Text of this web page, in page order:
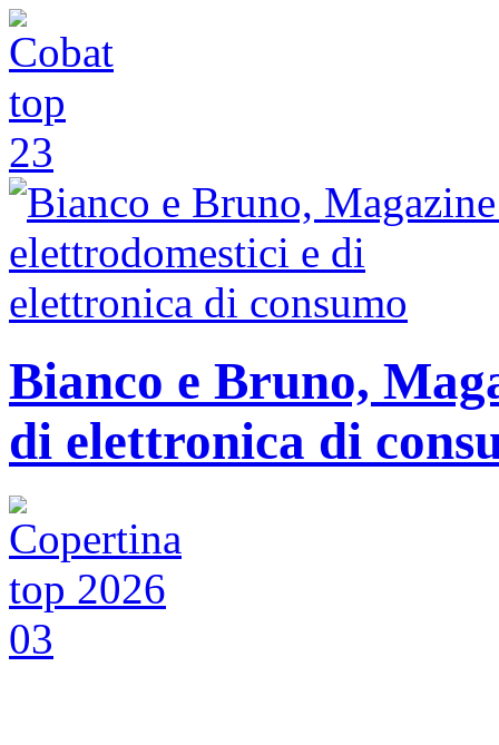
Bianco e Bruno,
di elettronica di